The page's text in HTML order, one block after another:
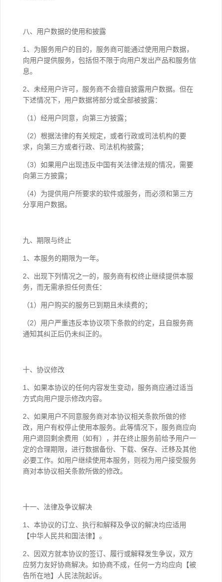
八、用户数据的使用和披露
1、为服务用户的目的，服务商可能通过使用用户数据，
向用户提供服务，包括但不限于向用户发出产品和服务信
息。
2、未经用户许可，服务商不会擅自披露用户数据。但在
下述情况下，用户数据将部分或全部被披露：
（1）经用户同意，向第三方披露；
（2）根据法律的有关规定，或者行政或司法机构的要
求，向第三方或者行政、司法机构披露；
（3）如果用户出现违反中国有关法律法规的情况，需要
向第三方披露；
（4）为提供用户所要求的软件或服务，而必须和第三方
分享用户数据。
九、期限与终止
1、本服务的期限为一年。
2、出现下列情况之一的，服务商有权终止继续提供本服
务，而无需承担任何责任：
（1）用户购买的服务已到期且未续费的；
（2）用户严重违反本协议项下条款的约定，且自服务商
通知其纠正后仍未纠正的。
十、协议修改
1、如果本协议的任何内容发生变动，服务商应通过适当
方式向用户提示修改内容。
2、如果用户不同意服务商对本协议相关条款所做的修
改，用户有权停止使用本服务。此等情况下，服务商应向
用户退回剩余费用（如有），并在终止服务前给予用户一
定的合理期限，进行数据备份、下载、保存、迁移及其他
必要工作。如用户继续使用本服务，则视为用户接受服务
商对本协议相关条款所做的修改。
十一、法律及争议解决
1、本协议的订立、执行和解释及争议的解决均应适用
【中华人民共和国法律】。
2、因双方就本协议的签订、履行或解释发生争议，双方
应努力友好协商解决。如协商不成，任何一方均应向【被
告所在地】人民法院起诉。